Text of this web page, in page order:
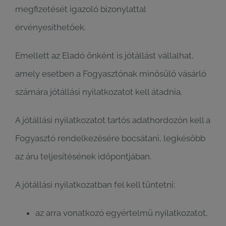
megfizetését igazoló bizonylattal
érvényesíthetőek.
Emellett az Eladó önként is jótállást vállalhat,
amely esetben a Fogyasztónak minősülő vásárló
számára jótállási nyilatkozatot kell átadnia.
A jótállási nyilatkozatot tartós adathordozón kell a
Fogyasztó rendelkezésére bocsátani, legkésőbb
az áru teljesítésének időpontjában.
A jótállási nyilatkozatban fel kell tüntetni:
az arra vonatkozó egyértelmű nyilatkozatot,